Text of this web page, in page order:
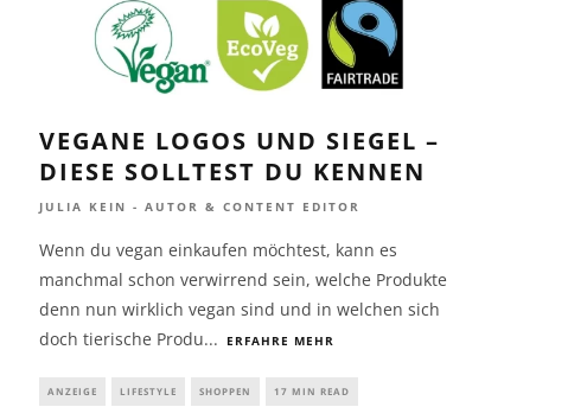
VEGANE LOGOS UND SIEGEL –
DIESE SOLLTEST DU KENNEN
JULIA KEIN - AUTOR & CONTENT EDITOR
Wenn du vegan einkaufen möchtest, kann es
manchmal schon verwirrend sein, welche Produkte
denn nun wirklich vegan sind und in welchen sich
doch tierische Produ... ERFAHRE MEHR
ANZEIGE LIFESTYLE SHOPPEN 17 MIN READ